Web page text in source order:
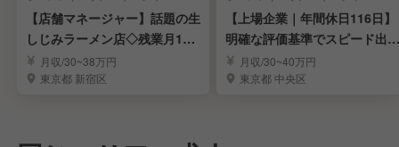
【店舗マネージャー】話題の生
しじみラーメン店◇残業月10h
◇年休121日
月収/30~38万円
東京都 新宿区
【上場企業｜年間休日116日】
明確な評価基準でスピード出世
可能◎
月収/30~40万円
東京都 中央区